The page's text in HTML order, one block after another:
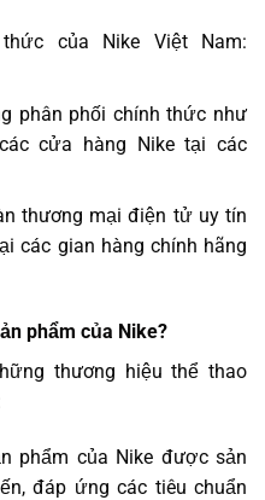
của Nike Việt Nam:
phân phối chính thức như
các cửa hàng Nike tại các
thương mại điện tử uy tín
các gian hàng chính hãng
phẩm của Nike?
thương hiệu thể thao
phẩm của Nike được sản
đáp ứng các tiêu chuẩn